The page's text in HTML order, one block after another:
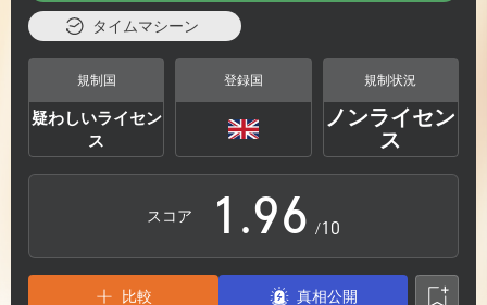
タイムマシーン
規制国
疑わしいライセン
ス
登録国 規制状況
ノンライセン
ス
スコア
0
1
2
.
7
8
9
4
5
6
7
/10
比較 真相公開